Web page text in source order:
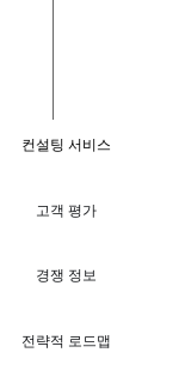
컨설팅 서비스
고객 평가
경쟁 정보
전략적 로드맵